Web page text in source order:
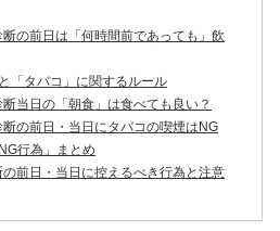
の前日は「何時間前であっても」飲
「タバコ」に関するルール
当日の「朝食」は食べても良い？
の前日・当日にタバコの喫煙はNG
行為」まとめ
の前日・当日に控えるべき行為と注意